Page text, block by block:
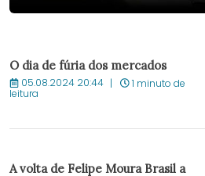
O dia de fúria dos mercados
05.08.2024 20:44 1 minuto de
leitura
A volta de Felipe Moura Brasil a